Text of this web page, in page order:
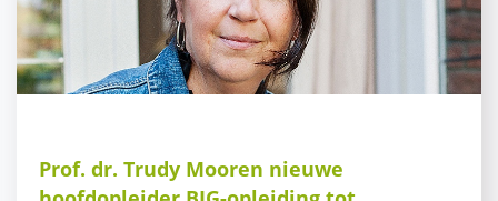
Prof. dr. Trudy Mooren nieuwe